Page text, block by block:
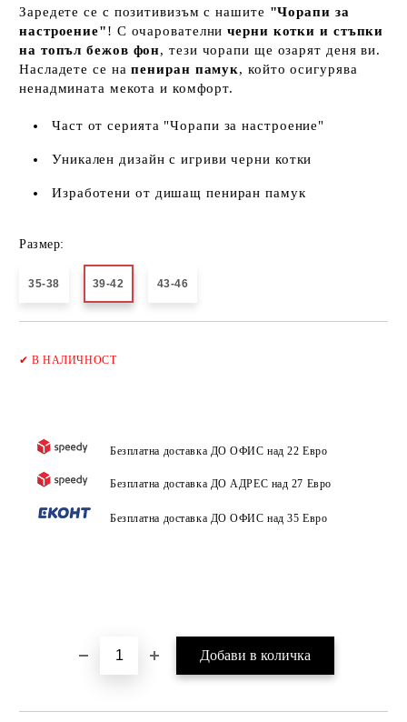
Заредете се с позитивизъм с нашите "Чорапи за
настроение"! С очарователничерни котки и стъпки
на топъл бежов фон, тези чорапи ще озарят деня ви.
Насладете се напениран памук, който осигурява
ненадмината мекота и комфорт.
Част от серията "Чорапи за настроение"
Уникален дизайн с игриви черни котки
Изработени от дишащ пениран памук
Размер:
35-38 39-42 43-46
✔В НАЛИЧНОСТ
Безплатна доставка ДО ОФИС над 22 Евро
Безплатна доставка ДО АДРЕС над 27 Евро
Безплатна доставка ДО ОФИС над 35 Евро